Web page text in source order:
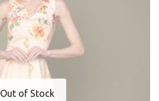
Out of Stock